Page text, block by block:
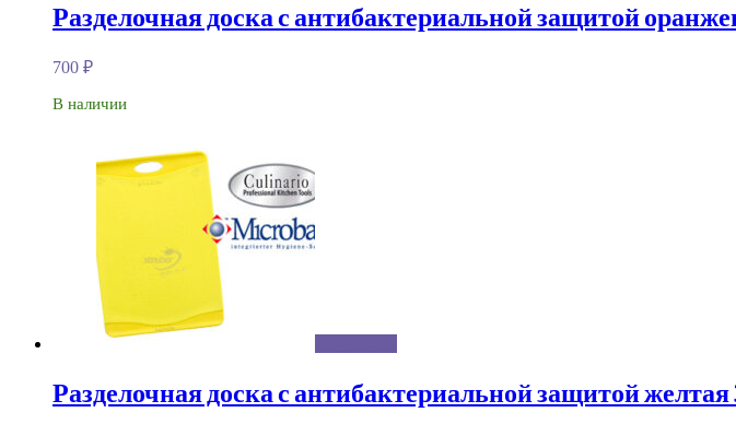
Разделочная доска с антибактериальной защитой
700 ₽
В наличии
Разделочная доска с антибактериальной защитой желтая